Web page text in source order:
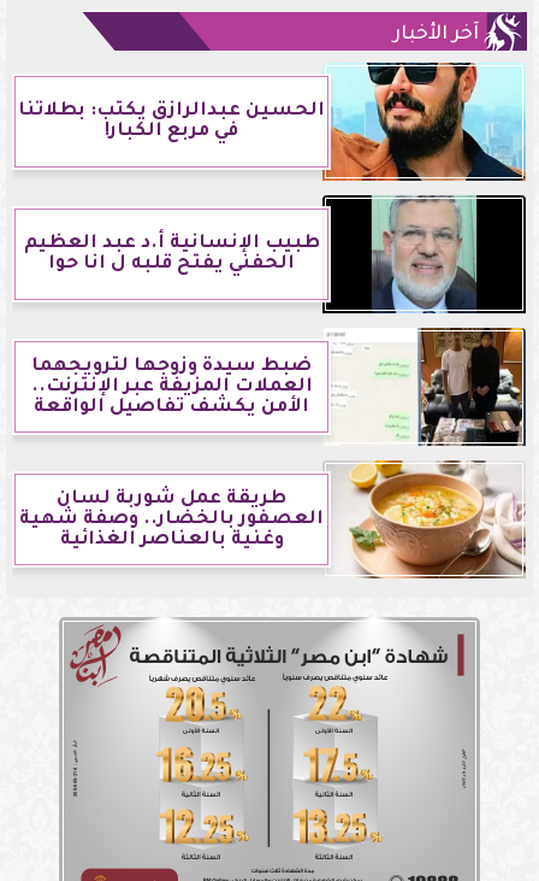
آخر الأخبار
الحسين عبدالرازق يكتب: بطلاتنا
في مربع الكبار!
طبيب الإنسانية أ.د عبد العظيم
الحفني يفتح قلبه ل انا حوا
ضبط سيدة وزوجها لترويجهما
العملات المزيفة عبر الإنترنت..
الأمن يكشف تفاصيل الواقعة
طريقة عمل شوربة لسان
العصفور بالخضار.. وصفة شهية
وغنية بالعناصر الغذائية